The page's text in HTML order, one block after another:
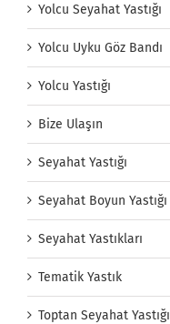
Yolcu Seyahat Yastığı
Yolcu Uyku Göz Bandı
Yolcu Yastığı
Bize Ulaşın
Seyahat Yastığı
Seyahat Boyun Yastığı
Seyahat Yastıkları
Tematik Yastık
Toptan Seyahat Yastığı